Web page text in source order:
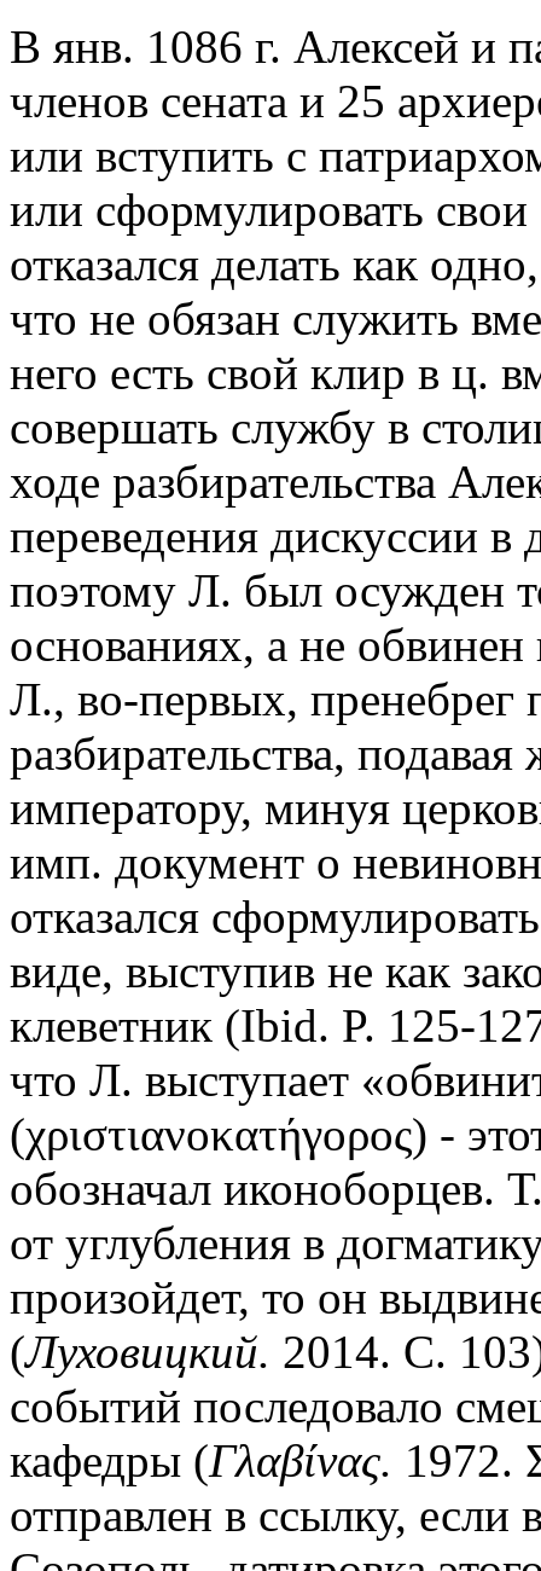
В янв. 1086 г. Алексей и
членов сената и 25
или вступить с
или сформулировать
отказался делать как
что не обязан служить
него есть свой клир в
совершать службу в
ходе разбирательства
переведения дискуссии в
поэтому Л. был осужден
основаниях, а не
Л., во-первых, пренебрег
разбирательства,
императору, минуя
имп. документ о
отказался
виде, выступив не как
клеветник (Ibid. P. 125-
что Л. выступает
(χριστιανοκατήγορος) -
обозначал иконоборцев.
от углубления в
произойдет, то он
(Луховицкий. 2014. С.
событий последовало
кафедры (Γλαβίνας. 1972.
отправлен в ссылку,